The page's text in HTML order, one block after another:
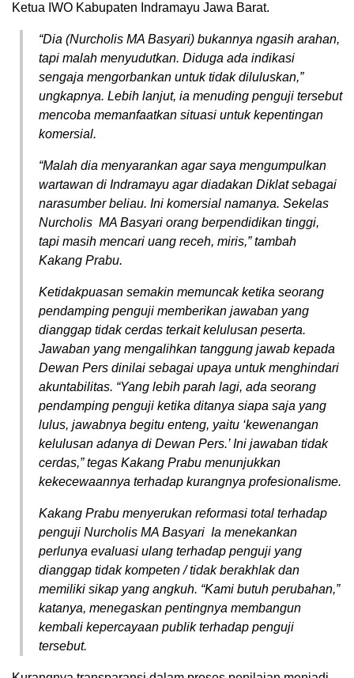
Ketua IWO Kabupaten Indramayu Jawa Barat.
“Dia (Nurcholis MA Basyari) bukannya ngasih arahan,
tapi malah menyudutkan. Diduga ada indikasi
sengaja mengorbankan untuk tidak diluluskan,”
ungkapnya. Lebih lanjut, ia menuding penguji tersebut
mencoba memanfaatkan situasi untuk kepentingan
komersial.
“Malah dia menyarankan agar saya mengumpulkan
wartawan di Indramayu agar diadakan Diklat sebagai
narasumber beliau. Ini komersial namanya. Sekelas
Nurcholis MA Basyari orang berpendidikan tinggi,
tapi masih mencari uang receh, miris,” tambah
Kakang Prabu.
Ketidakpuasan semakin memuncak ketika seorang
pendamping penguji memberikan jawaban yang
dianggap tidak cerdas terkait kelulusan peserta.
Jawaban yang mengalihkan tanggung jawab kepada
Dewan Pers dinilai sebagai upaya untuk menghindari
akuntabilitas. “Yang lebih parah lagi, ada seorang
pendamping penguji ketika ditanya siapa saja yang
lulus, jawabnya begitu enteng, yaitu ‘kewenangan
kelulusan adanya di Dewan Pers.’ Ini jawaban tidak
cerdas,” tegas Kakang Prabu menunjukkan
kekecewaannya terhadap kurangnya profesionalisme.
Kakang Prabu menyerukan reformasi total terhadap
penguji Nurcholis MA Basyari Ia menekankan
perlunya evaluasi ulang terhadap penguji yang
dianggap tidak kompeten / tidak berakhlak dan
memiliki sikap yang angkuh. “Kami butuh perubahan,”
katanya, menegaskan pentingnya membangun
kembali kepercayaan publik terhadap penguji
tersebut.